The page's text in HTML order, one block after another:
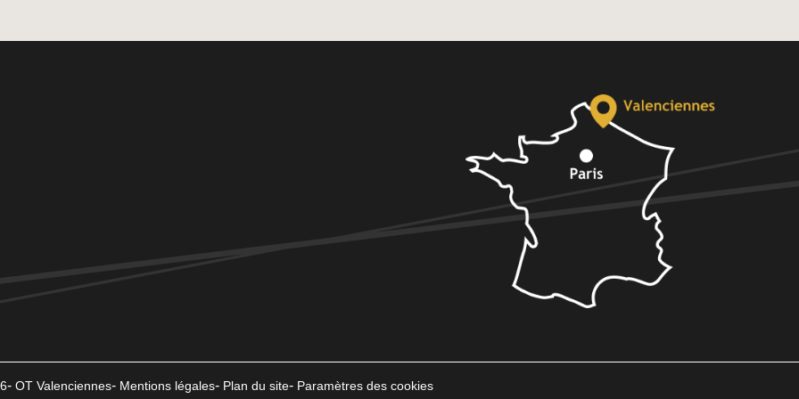
OT Valenciennes Mentions légales Plan du site Paramètres des cookies